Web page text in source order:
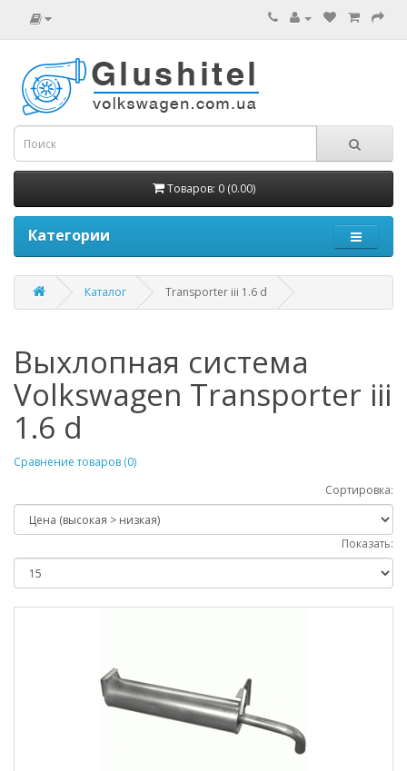
Товаров: 0 (0.00)
Категории
Каталог Transporter iii 1.6 d
Выхлопная система
Volkswagen Transporter iii
1.6 d
Сравнение товаров (0)
Сортировка:
Показать: